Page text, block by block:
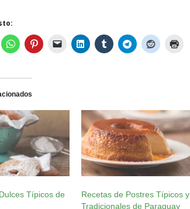
Típicos de
Recetas de Postres Típicos y
Tradicionales de Paraguay